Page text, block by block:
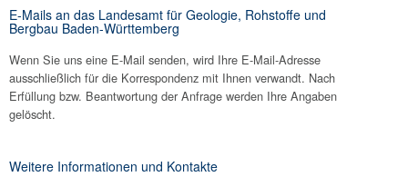
E-Mails an das Landesamt für Geologie, Rohstoffe und
Bergbau Baden-Württemberg
Wenn Sie uns eine E-Mail senden, wird Ihre E-Mail-Adresse
ausschließlich für die Korrespondenz mit Ihnen verwandt. Nach
Erfüllung bzw. Beantwortung der Anfrage werden Ihre Angaben
gelöscht.
Weitere Informationen und Kontakte